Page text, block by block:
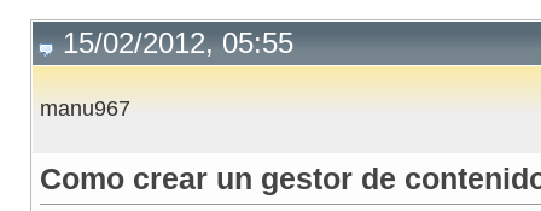
15/02/2012, 05:55
manu967
Como crear un gestor de